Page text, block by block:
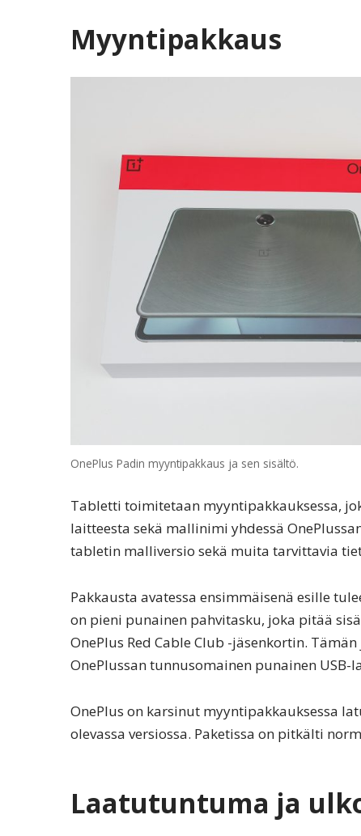
Myyntipakkaus
OnePlus Padin myyntipakkaus ja sen sisältö.
Tabletti toimitetaan myyntipakkauksessa,
laitteesta sekä mallinimi yhdessä
tabletin malliversio sekä muita tarvittavia
Pakkausta avatessa ensimmäisenä esille
on pieni punainen pahvitasku, joka pitää
OnePlus Red Cable Club -jäsenkortin.
OnePlussan tunnusomainen punainen USB-
OnePlus on karsinut myyntipakkauksessa
olevassa versiossa. Paketissa on pitkälti
Laatutuntuma ja